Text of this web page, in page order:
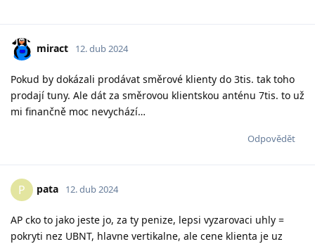
miract 12. dub 2024
Pokud by dokázali prodávat směrové klienty do 3tis. tak toho
prodají tuny. Ale dát za směrovou klientskou anténu 7tis. to už
mi finančně moc nevychází…
Odpovědět
P pata 12. dub 2024
AP cko to jako jeste jo, za ty penize, lepsi vyzarovaci uhly =
pokryti nez UBNT, hlavne vertikalne, ale cene klienta je uz